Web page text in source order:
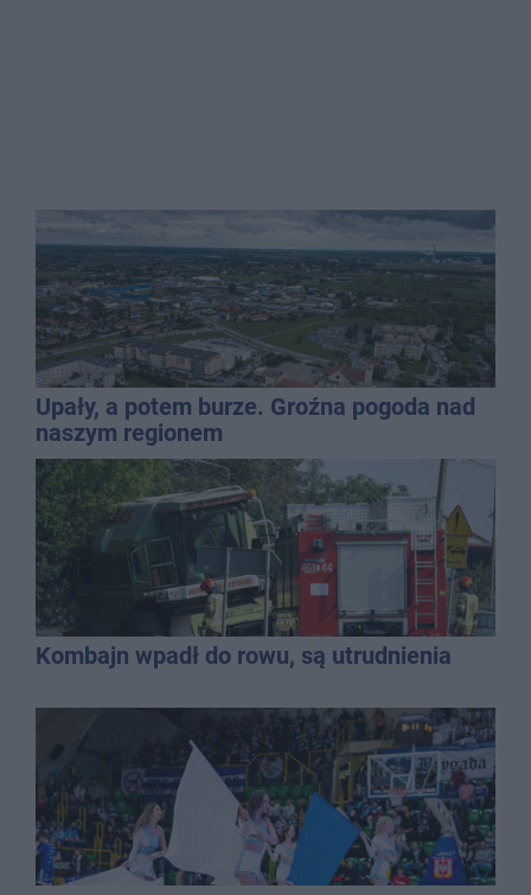
Upały, a potem burze. Groźna pogoda nad
naszym regionem
Kombajn wpadł do rowu, są utrudnienia